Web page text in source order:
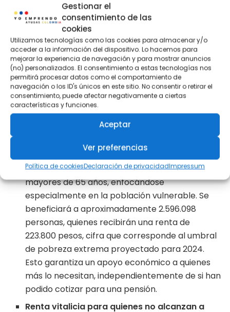
Gestionar el
consentimiento de las
cookies
Utilizamos tecnologías como las cookies para almacenar y/o
acceder a la información del dispositivo. Lo hacemos para
mejorar la experiencia de navegación y para mostrar anuncios
(no) personalizados. El consentimiento a estas tecnologías nos
permitirá procesar datos como el comportamiento de
navegación o los ID's únicos en este sitio. No consentir o retirar el
consentimiento, puede afectar negativamente a ciertas
características y funciones.
Aceptar
Ver preferencias
Política de cookiesDeclaración de privacidadImpressum
fundamentales de este proyecto incluyen:
Cierre de brechas de género
busca ser pionero en la reducción de
desigualdades de género en el sistema
pensional. Propone una reducción de casi un año
por cada hijo para las mujeres trabajadoras, con
un límite de 150 semanas, con el objetivo de
compensar el trabajo de cuidado no
remunerado y asegurar que las mujeres puedan
Pilar solidario para mayores de 65 años
pilar se extenderá a todos los ciudadanos
mayores de 65 años, enfocándose
especialmente en la población vulnerable. Se
beneficiará a aproximadamente 2.596.098
personas, quienes recibirán una renta de
223.800 pesos, cifra que corresponde al umbral
de pobreza extrema proyectado para 2024.
Esto garantiza un apoyo económico a quienes
más lo necesitan, independientemente de si han
podido cotizar para una pensión.
Renta vitalicia para quienes no alcanzan a